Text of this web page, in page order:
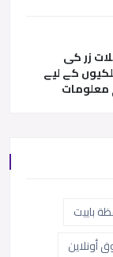
زر کی
کے لیے
معلومات
باييت
أونلاين